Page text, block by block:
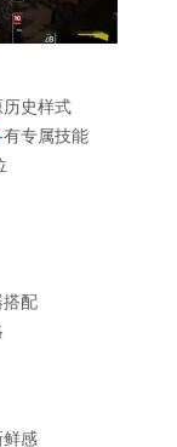
史样式
有专属技能
搭配
鲜感